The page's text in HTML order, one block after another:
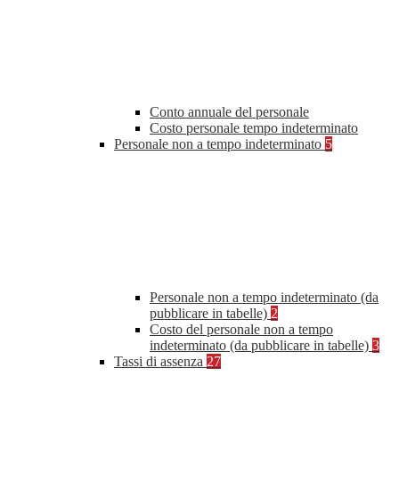
Conto annuale del personale
Costo personale tempo indeterminato
Personale non a tempo indeterminato 5
Personale non a tempo indeterminato (da
pubblicare in tabelle) 2
Costo del personale non a tempo
indeterminato (da pubblicare in tabelle) 3
Tassi di assenza 27